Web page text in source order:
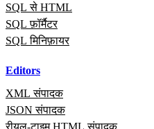
SQL से HTML
SQL फ़ॉर्मैटर
SQL मिनिफ़ायर
Editors
XML संपादक
JSON संपादक
रीयल‑टाइम HTML संपादक